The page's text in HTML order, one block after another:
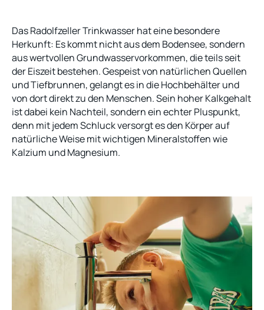
Das Radolfzeller Trinkwasser hat eine besondere
Herkunft: Es kommt nicht aus dem Bodensee, sondern
aus wertvollen Grundwasservorkommen, die teils seit
der Eiszeit bestehen. Gespeist von natürlichen Quellen
und Tiefbrunnen, gelangt es in die Hochbehälter und
von dort direkt zu den Menschen. Sein hoher Kalkgehalt
ist dabei kein Nachteil, sondern ein echter Pluspunkt,
denn mit jedem Schluck versorgt es den Körper auf
natürliche Weise mit wichtigen Mineralstoffen wie
Kalzium und Magnesium.